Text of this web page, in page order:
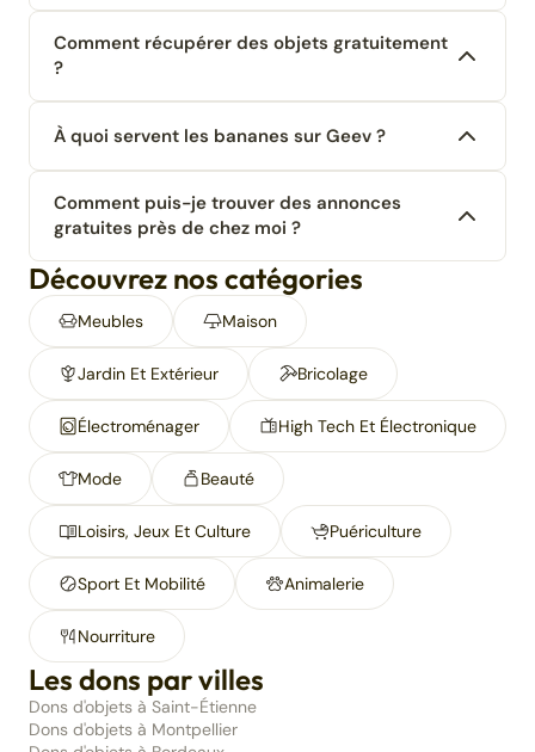
Comment récupérer des objets gratuitement
?
À quoi servent les bananes sur Geev ?
Comment puis-je trouver des annonces
gratuites près de chez moi ?
Découvrez nos catégories
Meubles Maison
Jardin Et Extérieur Bricolage
Électroménager High Tech Et Électronique
Mode Beauté
Loisirs, Jeux Et Culture Puériculture
Sport Et Mobilité Animalerie
Nourriture
Les dons par villes
Dons d'objets à Saint-Étienne
Dons d'objets à Montpellier